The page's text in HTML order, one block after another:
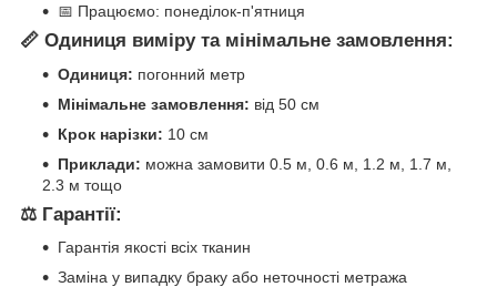
📅 Працюємо: понеділок-п'ятниця
📏 Одиниця виміру та мінімальне замовлення:
Одиниця: погонний метр
Мінімальне замовлення: від 50 см
Крок нарізки: 10 см
Приклади: можна замовити 0.5 м, 0.6 м, 1.2 м, 1.7 м,
2.3 м тощо
⚖️ Гарантії:
Гарантія якості всіх тканин
Заміна у випадку браку або неточності метража